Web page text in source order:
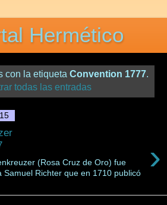
Hermético
con la etiqueta Convention 1777.
todas las entradas
›
(Rosa Cruz de Oro) fue
Samuel Richter que en 1710 publicó